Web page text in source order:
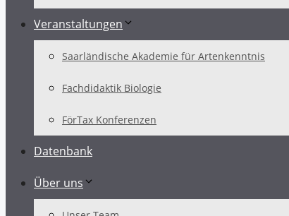
Veranstaltungen
Saarländische Akademie für Artenkenntnis
Fachdidaktik Biologie
FörTax Konferenzen
Datenbank
Über uns